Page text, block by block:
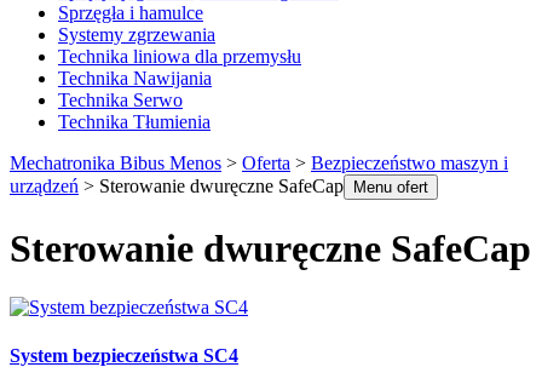
Sprzęgła i hamulce
Systemy zgrzewania
Technika liniowa dla przemysłu
Technika Nawijania
Technika Serwo
Technika Tłumienia
Mechatronika Bibus Menos > Oferta > Bezpieczeństwo maszyn i
urządzeń > Sterowanie dwuręczne SafeCap Menu ofert
Sterowanie dwuręczne SafeCap
System bezpieczeństwa SC4